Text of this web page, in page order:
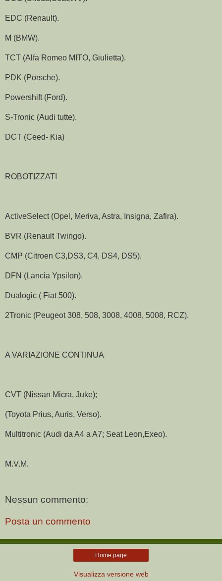
EDC (Renault).
M (BMW).
TCT (Alfa Romeo MITO, Giulietta).
PDK (Porsche).
Powershift (Ford).
S-Tronic (Audi tutte).
DCT (Ceed- Kia)
ROBOTIZZATI
ActiveSelect (Opel, Meriva, Astra, Insigna, Zafira).
BVR (Renault Twingo).
CMP (Citroen C3,DS3, C4, DS4, DS5).
DFN (Lancia Ypsilon).
Dualogic ( Fiat 500).
2Tronic (Peugeot 308, 508, 3008, 4008, 5008, RCZ).
A VARIAZIONE CONTINUA
CVT (Nissan Micra, Juke);
(Toyota Prius, Auris, Verso).
Multitronic (Audi da A4 a A7; Seat Leon,Exeo).
M.V.M.
Nessun commento:
Posta un commento
Home page
Visualizza versione web